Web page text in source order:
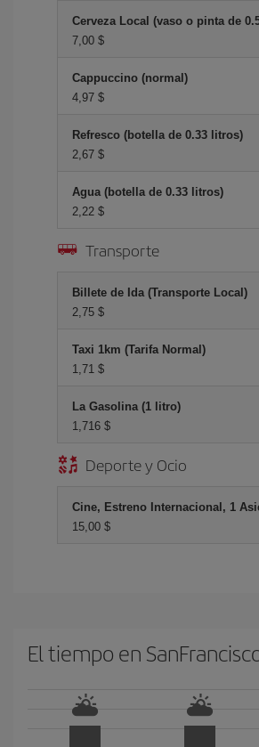
Cerveza Local (vaso o pinta de
7,00 $
Cappuccino (normal)
4,97 $
Refresco (botella de 0.33 litros)
2,67 $
Agua (botella de 0.33 litros)
2,22 $
Transporte
Billete de Ida (Transporte Local)
2,75 $
Taxi 1km (Tarifa Normal)
1,71 $
La Gasolina (1 litro)
1,716 $
Deporte y Ocio
Cine, Estreno Internacional, 1
15,00 $
El tiempo en